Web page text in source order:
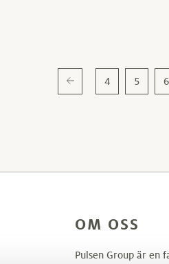
4 5 6
OM OSS
Pulsen Group är en